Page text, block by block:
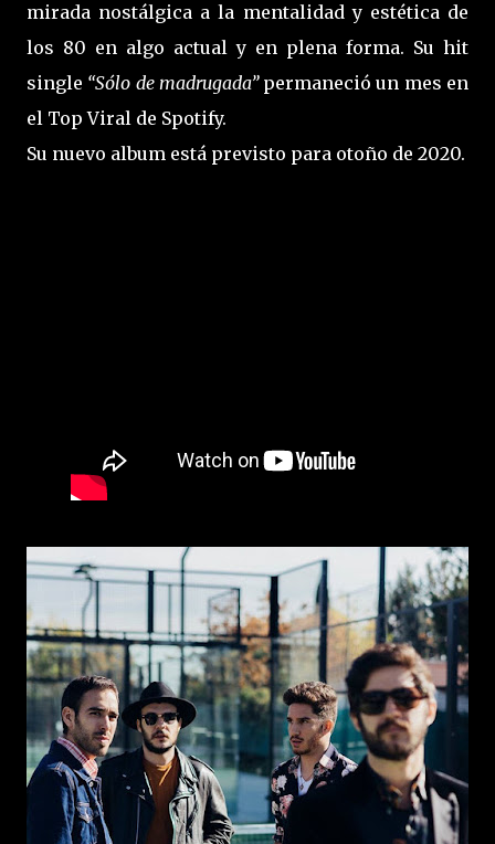
mirada nostálgica a la mentalidad y estética de
los 80 en algo actual y en plena forma. Su hit
single “Sólo de madrugada” permaneció un mes en
el Top Viral de Spotify.
Su nuevo album está previsto para otoño de 2020.